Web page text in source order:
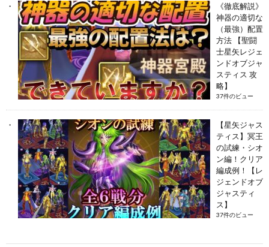
《徹底解説》
神器の適切な
（最強）配置
方法 【聖闘
士星矢レジェ
ンドオブジャ
スティス 攻
略】
37件のビュー
【星矢ジャス
ティス】冥王
の試練・シオ
ン編！クリア
編成例！【レ
ジェンドオブ
ジャスティ
ス】
37件のビュー